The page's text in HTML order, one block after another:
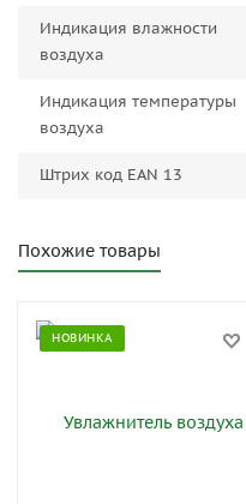
Индикация влажности
воздуха
Индикация температуры
воздуха
Штрих код EAN 13
Похожие товары
НОВИНКА